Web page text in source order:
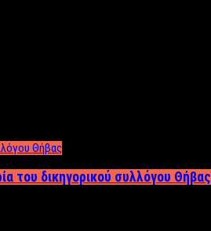
του δικηγορικού συλλόγου Θήβας